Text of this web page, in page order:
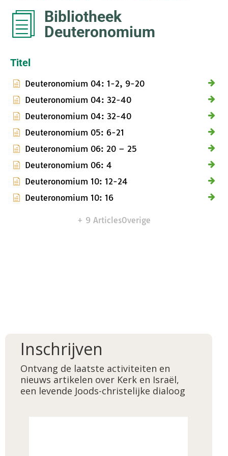
Bibliotheek
Deuteronomium
Titel
Deuteronomium 04: 1-2, 9-20
Deuteronomium 04: 32-40
Deuteronomium 04: 32-40
Deuteronomium 05: 6-21
Deuteronomium 06: 20 – 25
Deuteronomium 06: 4
Deuteronomium 10: 12-24
Deuteronomium 10: 16
+ 9 ArticlesOverige
Inschrijven
Ontvang de laatste activiteiten en
nieuws artikelen over Kerk en Israël,
een levende Joods-christelijke dialoog